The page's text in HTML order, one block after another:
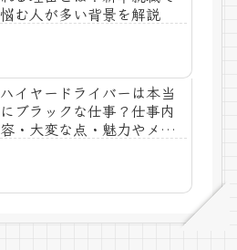
悩む人が多い背景を解説
ハイヤードライバーは本当
にブラックな仕事？仕事内
容・大変な点・魅力やメリ